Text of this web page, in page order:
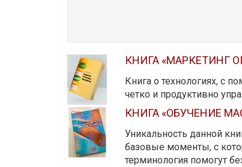
КНИГА «МАРКЕТИНГ
Книга о технологиях, с
четко и продуктивно
КНИГА «ОБУЧЕНИЕ
Уникальность данной
базовые моменты, с
терминология помогут